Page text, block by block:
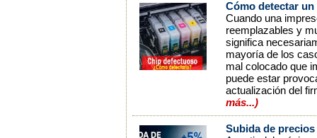
Cómo detectar
Cuando una
reemplazables y
significa
mayoría de los
mal colocado que
puede estar
actualización del
más...)
Subida de